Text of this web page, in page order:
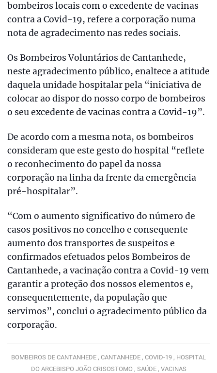
bombeiros locais com o excedente de vacinas
contra a Covid-19, refere a corporação numa
nota de agradecimento nas redes sociais.
Os Bombeiros Voluntários de Cantanhede,
neste agradecimento público, enaltece a atitude
daquela unidade hospitalar pela “iniciativa de
colocar ao dispor do nosso corpo de bombeiros
o seu excedente de vacinas contra a Covid-19”.
De acordo com a mesma nota, os bombeiros
consideram que este gesto do hospital “reflete
o reconhecimento do papel da nossa
corporação na linha da frente da emergência
pré-hospitalar”.
“Com o aumento significativo do número de
casos positivos no concelho e consequente
aumento dos transportes de suspeitos e
confirmados efetuados pelos Bombeiros de
Cantanhede, a vacinação contra a Covid-19 vem
garantir a proteção dos nossos elementos e,
consequentemente, da população que
servimos”, conclui o agradecimento público da
corporação.
BOMBEIROS DE CANTANHEDE , CANTANHEDE , COVID-19 , HOSPITAL
DO ARCEBISPO JOÃO CRISOSTOMO , SAÚDE , VACINAS